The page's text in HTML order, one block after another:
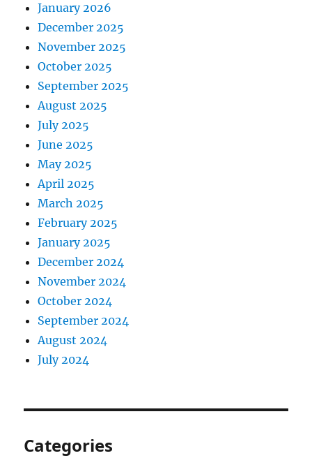
January 2026
December 2025
November 2025
October 2025
September 2025
August 2025
July 2025
June 2025
May 2025
April 2025
March 2025
February 2025
January 2025
December 2024
November 2024
October 2024
September 2024
August 2024
July 2024
Categories